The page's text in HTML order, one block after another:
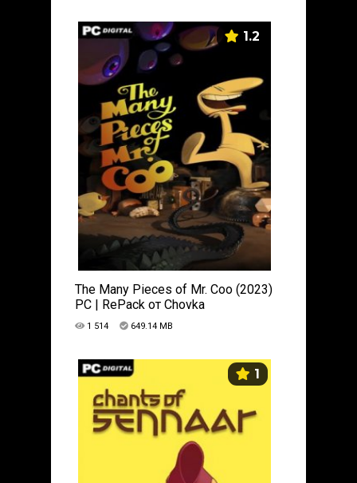
1.2
The Many Pieces of Mr. Coo (2023)
PC | RePack от Chovka
1 514 649.14 MB
1